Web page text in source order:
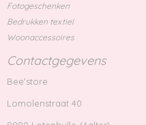
Fotogeschenken
Bedrukken textiel
Woonaccessoires
Contactgegevens
Bee'store
Lomolenstraat 40